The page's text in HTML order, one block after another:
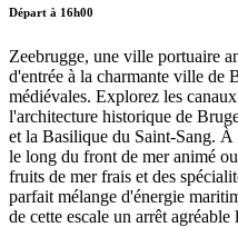
Départ à 16h00
Zeebrugge, une ville portuaire
d'entrée à la charmante ville de
médiévales. Explorez les
l'architecture historique de
et la Basilique du Saint-Sang.
le long du front de mer animé
fruits de mer frais et des
parfait mélange d'énergie
de cette escale un arrêt